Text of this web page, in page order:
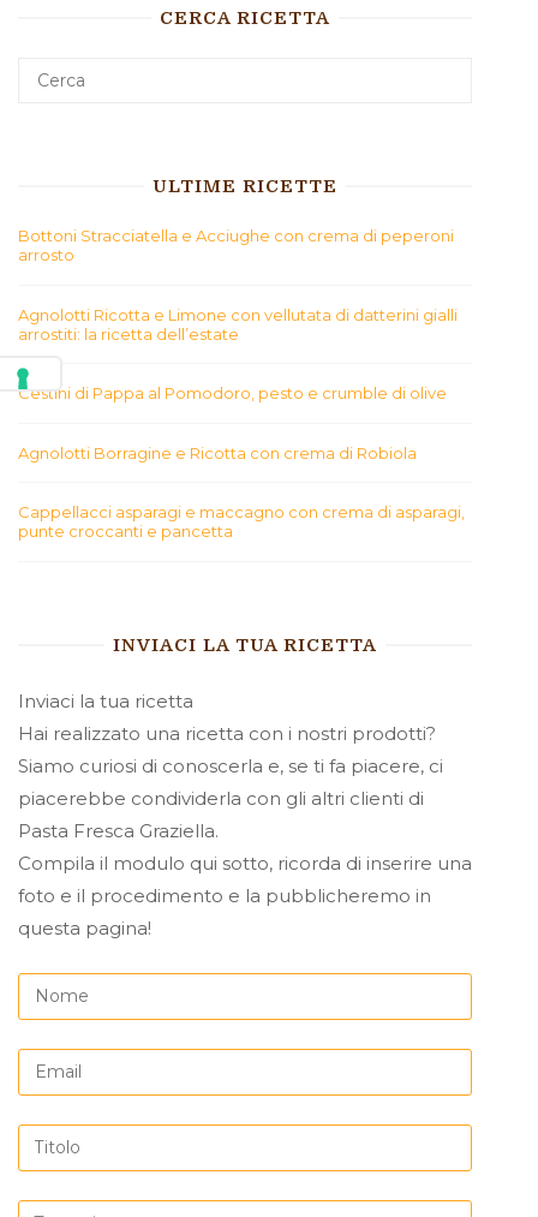
CERCA RICETTA
ULTIME RICETTE
Bottoni Stracciatella e Acciughe con crema di peperoni
arrosto
Agnolotti Ricotta e Limone con vellutata di datterini gialli
arrostiti: la ricetta dell’estate
Cestini di Pappa al Pomodoro, pesto e crumble di olive
Agnolotti Borragine e Ricotta con crema di Robiola
Cappellacci asparagi e maccagno con crema di asparagi,
punte croccanti e pancetta
INVIACI LA TUA RICETTA
Inviaci la tua ricetta
Hai realizzato una ricetta con i nostri prodotti?
Siamo curiosi di conoscerla e, se ti fa piacere, ci
piacerebbe condividerla con gli altri clienti di
Pasta Fresca Graziella.
Compila il modulo qui sotto, ricorda di inserire una
foto e il procedimento e la pubblicheremo in
questa pagina!